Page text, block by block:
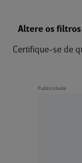
Altere os filtros
Certifique-se de